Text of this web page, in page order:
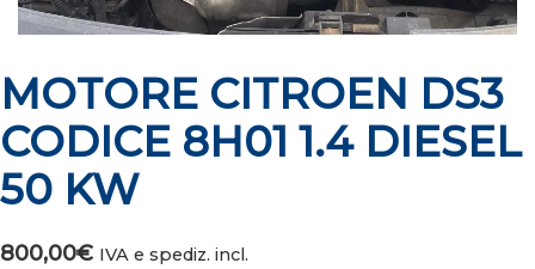
MOTORE CITROEN DS3
CODICE 8H01 1.4 DIESEL
50 KW
800,00€ IVA e spediz. incl.